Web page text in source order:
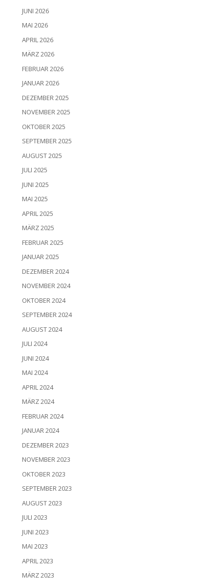
JUNI 2026
MAI 2026
APRIL 2026
MÄRZ 2026
FEBRUAR 2026
JANUAR 2026
DEZEMBER 2025
NOVEMBER 2025
OKTOBER 2025
SEPTEMBER 2025
AUGUST 2025
JULI 2025
JUNI 2025
MAI 2025
APRIL 2025
MÄRZ 2025
FEBRUAR 2025
JANUAR 2025
DEZEMBER 2024
NOVEMBER 2024
OKTOBER 2024
SEPTEMBER 2024
AUGUST 2024
JULI 2024
JUNI 2024
MAI 2024
APRIL 2024
MÄRZ 2024
FEBRUAR 2024
JANUAR 2024
DEZEMBER 2023
NOVEMBER 2023
OKTOBER 2023
SEPTEMBER 2023
AUGUST 2023
JULI 2023
JUNI 2023
MAI 2023
APRIL 2023
MÄRZ 2023